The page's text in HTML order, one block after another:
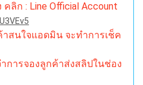
ลิก : Line Official Account
สนใจแอดมิน จะทำการเช็ค
การจองลูกค้าส่งสลิปในช่อง